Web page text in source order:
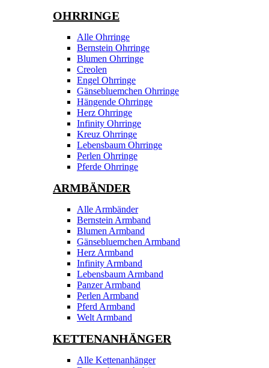
OHRRINGE
Alle Ohrringe
Bernstein Ohrringe
Blumen Ohrringe
Creolen
Engel Ohrringe
Gänsebluemchen Ohrringe
Hängende Ohrringe
Herz Ohrringe
Infinity Ohrringe
Kreuz Ohrringe
Lebensbaum Ohrringe
Perlen Ohrringe
Pferde Ohrringe
ARMBÄNDER
Alle Armbänder
Bernstein Armband
Blumen Armband
Gänsebluemchen Armband
Herz Armband
Infinity Armband
Lebensbaum Armband
Panzer Armband
Perlen Armband
Pferd Armband
Welt Armband
KETTENANHÄNGER
Alle Kettenanhänger